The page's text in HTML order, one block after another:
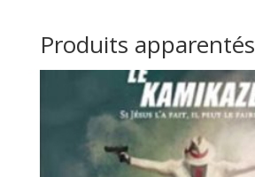
Produits apparentés